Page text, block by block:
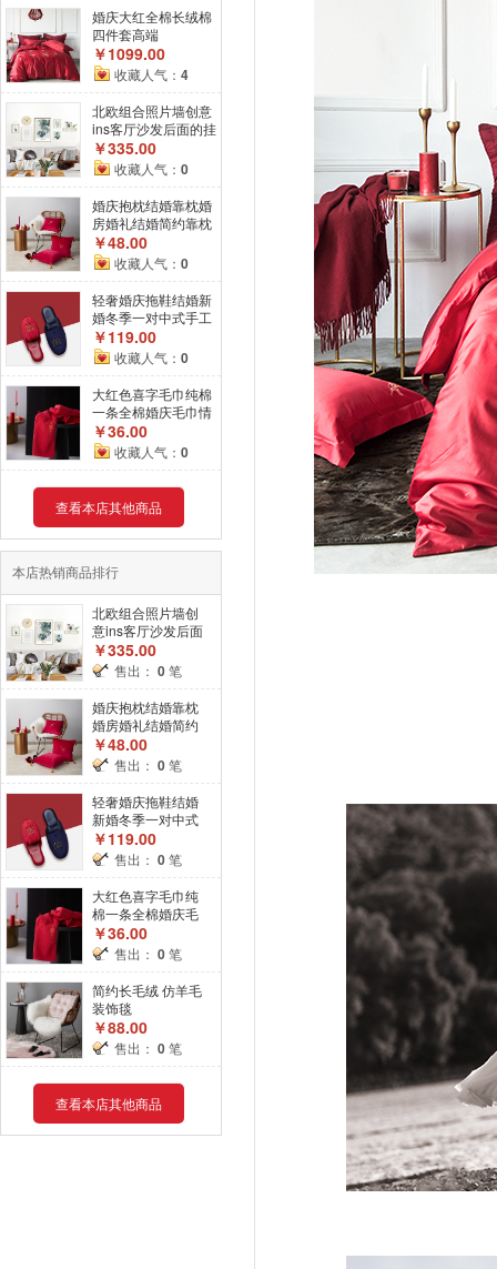
婚庆大红全棉长绒棉
四件套高端
￥1099.00
收藏人气： 4
北欧组合照片墙创意
ins客厅沙发后面的挂
画相框画框挂墙钟表
￥335.00
收藏人气： 0
婚庆抱枕结婚靠枕婚
房婚礼结婚简约靠枕
中式刺绣抱枕套绒面
枕头
￥48.00
收藏人气： 0
轻奢婚庆拖鞋结婚新
婚冬季一对中式手工
金丝绒拖鞋高档情侣
家用
￥119.00
收藏人气： 0
大红色喜字毛巾纯棉
一条全棉婚庆毛巾情
侣装结婚新婚礼品
￥36.00
收藏人气： 0
查看本店其他商品
本店热销商品排行
北欧组合照片墙创
意ins客厅沙发后面
的挂画相框画框挂
墙钟表
￥335.00
售出： 0笔
婚庆抱枕结婚靠枕
婚房婚礼结婚简约
靠枕中式刺绣抱枕
套绒面枕头
￥48.00
售出： 0笔
轻奢婚庆拖鞋结婚
新婚冬季一对中式
手工金丝绒拖鞋高
档情侣家用
￥119.00
售出： 0笔
大红色喜字毛巾纯
棉一条全棉婚庆毛
巾情侣装结婚新婚
礼品
￥36.00
售出： 0笔
简约长毛绒 仿羊毛
装饰毯
￥88.00
售出： 0笔
查看本店其他商品